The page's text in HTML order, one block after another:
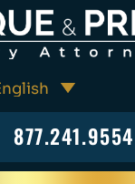
877.241.9554